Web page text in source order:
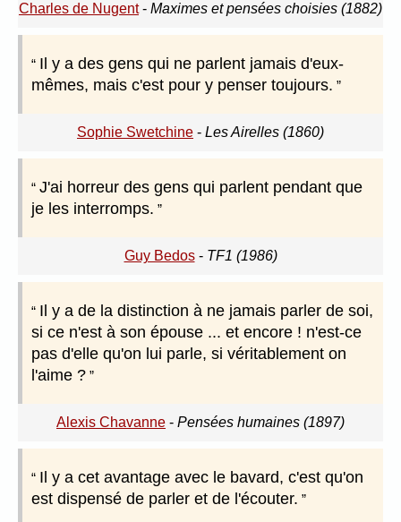
Charles de Nugent- Maximes et pensées choisies (1882)
Il y a des gens qui ne parlent jamais d'eux-
mêmes, mais c'est pour y penser toujours.
Sophie Swetchine - Les Airelles (1860)
J'ai horreur des gens qui parlent pendant que
je les interromps.
Guy Bedos- TF1 (1986)
Il y a de la distinction à ne jamais parler de soi,
si ce n'est à son épouse ... et encore ! n'est-ce
pas d'elle qu'on lui parle, si véritablement on
l'aime ?
Alexis Chavanne - Pensées humaines (1897)
Il y a cet avantage avec le bavard, c'est qu'on
est dispensé de parler et de l'écouter.